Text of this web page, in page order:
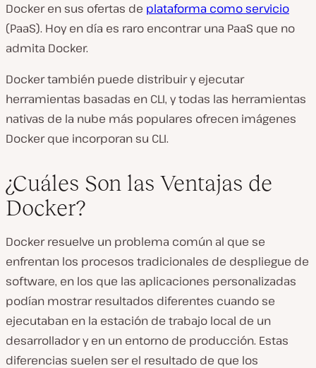
Docker en sus ofertas de plataforma como servicio
(PaaS). Hoy en día es raro encontrar una PaaS que no
admita Docker.
Docker también puede distribuir y ejecutar
herramientas basadas en CLI, y todas las herramientas
nativas de la nube más populares ofrecen imágenes
Docker que incorporan su CLI.
¿Cuáles Son las Ventajas de
Docker?
Docker resuelve un problema común al que se
enfrentan los procesos tradicionales de despliegue de
software, en los que las aplicaciones personalizadas
podían mostrar resultados diferentes cuando se
ejecutaban en la estación de trabajo local de un
desarrollador y en un entorno de producción. Estas
diferencias suelen ser el resultado de que los